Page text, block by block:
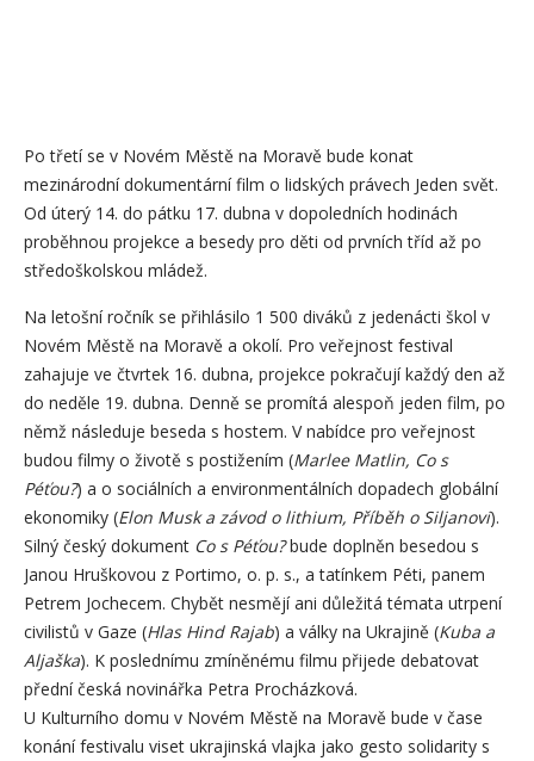
Po třetí se v Novém Městě na Moravě bude konat
mezinárodní dokumentární film o lidských právech Jeden svět.
Od úterý 14. do pátku 17. dubna v dopoledních hodinách
proběhnou projekce a besedy pro děti od prvních tříd až po
středoškolskou mládež.
Na letošní ročník se přihlásilo 1 500 diváků z jedenácti škol v
Novém Městě na Moravě a okolí. Pro veřejnost festival
zahajuje ve čtvrtek 16. dubna, projekce pokračují každý den až
do neděle 19. dubna. Denně se promítá alespoň jeden film, po
němž následuje beseda s hostem. V nabídce pro veřejnost
budou filmy o životě s postižením (Marlee Matlin, Co s
Péťou?) a o sociálních a environmentálních dopadech globální
ekonomiky (Elon Musk a závod o lithium, Příběh o Siljanovi).
Silný český dokument Co s Péťou?bude doplněn besedou s
Janou Hruškovou z Portimo, o. p. s., a tatínkem Péti, panem
Petrem Jochecem. Chybět nesmějí ani důležitá témata utrpení
civilistů v Gaze (Hlas Hind Rajab) a války na Ukrajině (Kuba a
Aljaška). K poslednímu zmíněnému filmu přijede debatovat
přední česká novinářka Petra Procházková.
U Kulturního domu v Novém Městě na Moravě bude v čase
konání festivalu viset ukrajinská vlajka jako gesto solidarity s